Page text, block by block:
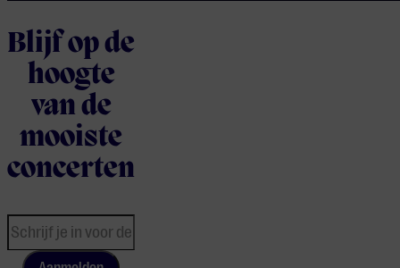
Blijf op de
hoogte
van de
mooiste
concerten